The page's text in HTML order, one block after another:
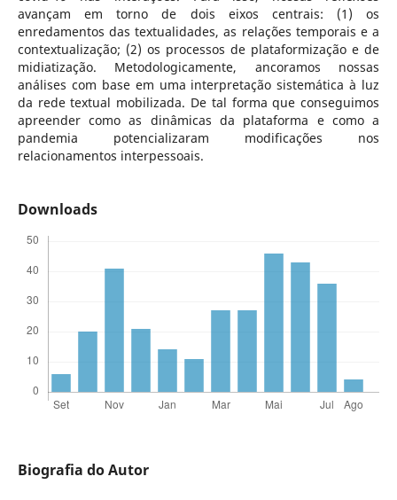
avançam em torno de dois eixos centrais: (1) os
enredamentos das textualidades, as relações temporais e a
contextualização; (2) os processos de plataformização e de
midiatização. Metodologicamente, ancoramos nossas
análises com base em uma interpretação sistemática à luz
da rede textual mobilizada. De tal forma que conseguimos
apreender como as dinâmicas da plataforma e como a
pandemia potencializaram modificações nos
relacionamentos interpessoais.
Downloads
Biografia do Autor